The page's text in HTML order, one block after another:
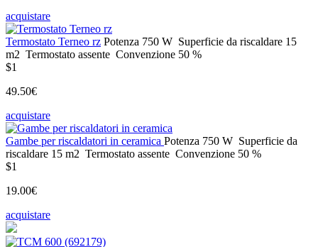
acquistare
Termostato Terneo rz Potenza 750 W Superficie da riscaldare 15
m2 Termostato assente Convenzione 50 %
$1
49.50€
acquistare
Gambe per riscaldatori in ceramica Potenza 750 W Superficie da
riscaldare 15 m2 Termostato assente Convenzione 50 %
$1
19.00€
acquistare